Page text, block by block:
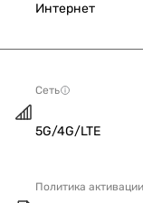
Интернет
Сеть
5G/4G/LTE
Политика активации